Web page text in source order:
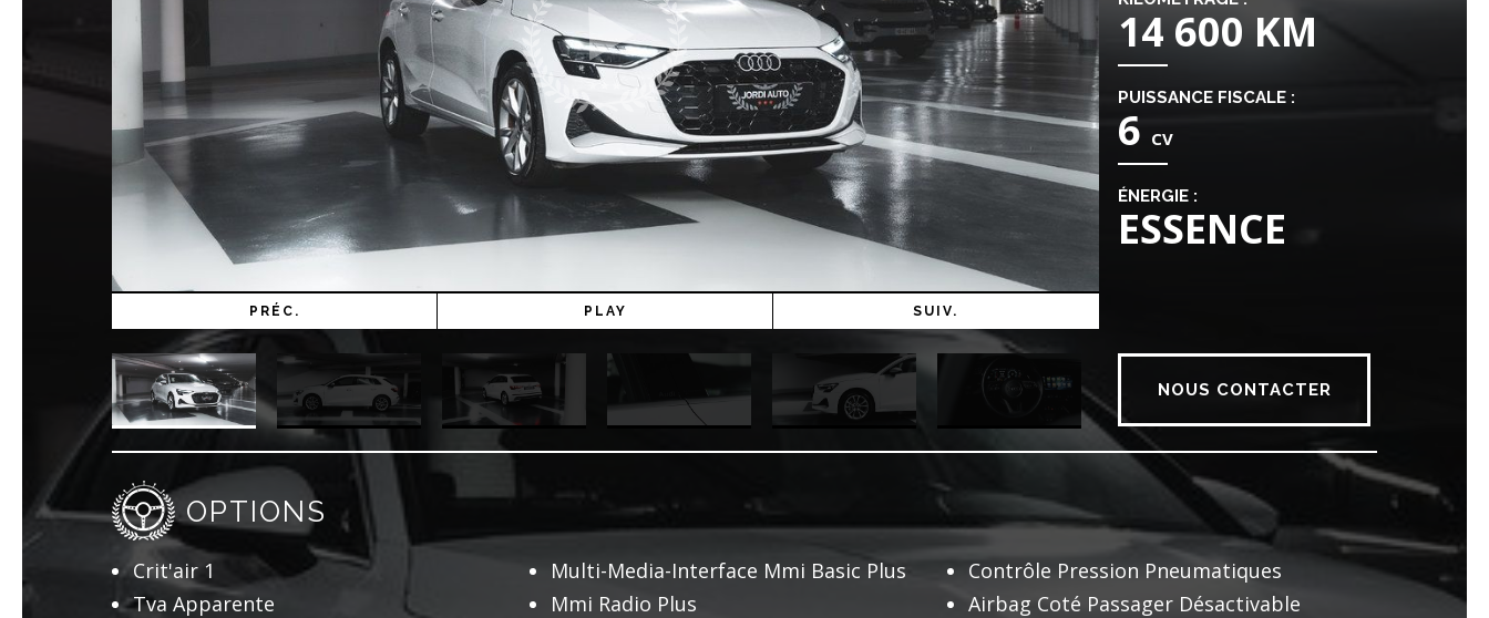
PRÉC. PLAY SUIV.
14 600 KM
PUISSANCE FISCALE :
6 CV
ÉNERGIE :
ESSENCE
NOUS CONTACTER
OPTIONS
Crit'air 1
Tva Apparente
Multi-Media-Interface Mmi Basic Plus
Mmi Radio Plus
Contrôle Pression Pneumatiques
Airbag Coté Passager Désactivable